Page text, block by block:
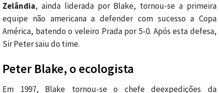
Zelândia, ainda liderada por Blake, tornou-se a primeira
equipe não americana a defender com sucesso a Copa
América, batendo o veleiro Prada por 5-0. Após esta defesa,
Sir Peter saiu do time.
Peter Blake, o ecologista
Em 1997, Blake tornou-se o chefe deexpedições da